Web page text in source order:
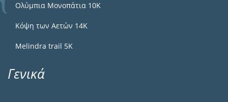
Ολύμπια Μονοπάτια 10Κ
Κόψη των Αετών 14Κ
Melindra trail 5Κ
Γενικά